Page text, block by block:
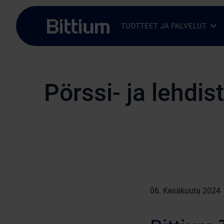
Siirry sisältöön
TUOTTEET JA PALVELUTAvaa alavalikko
Sulje alavalikko
Pörssi- ja
06. Kesäkuuta 2024